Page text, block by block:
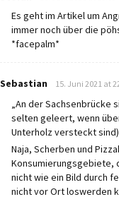
Es geht im Artikel um
immer noch über die
*facepalm*
Sebastian says:
15. Juni 2021 at
„An der Sachsenbrücke
selten geleert, wenn
Unterholz versteckt
Naja, Scherben und
Konsumierungsgebiete,
nicht wie ein Bild durch
nicht vor Ort loswerden